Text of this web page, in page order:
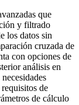
que
y filtrado
los datos sin
cruzada de
con opciones de
análisis en
de
de cálculo